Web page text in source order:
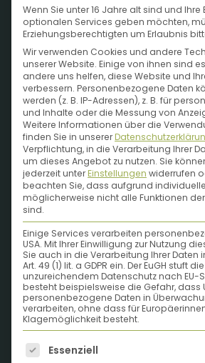
Lass dir
und
Ideen in den
wachsen
… mit Infos, Tipps und Anleitungen
Wenn Sie unter 16 Jahre alt sind und Ihre
optionalen Services geben möchten,
Erziehungsberechtigten um Erlaubnis
Wir verwenden Cookies und andere
unserer Website. Einige von ihnen sind
andere uns helfen, diese Website und
verbessern. Personenbezogene Daten
werden (z. B. IP-Adressen), z. B. für
und Inhalte oder die Messung von
Weitere Informationen über die
finden Sie in unserer
Verpflichtung, in die Verarbeitung Ihrer
um dieses Angebot zu nutzen. Sie
jederzeit unterEinstellungen widerrufen
beachten Sie, dass aufgrund
möglicherweise nicht alle Funktionen
sind.
Einige Services verarbeiten
USA. Mit Ihrer Einwilligung zur Nutzung
Sie auch in die Verarbeitung Ihrer Daten
Art. 49 (1) lit. a GDPR ein. Der EuGH stuft
unzureichendem Datenschutz nach EU-
besteht beispielsweise die Gefahr, dass
personenbezogene Daten in
verarbeiten, ohne dass für
Klagemöglichkeit besteht.
Es folgt eine Liste der Service-
Essenziell